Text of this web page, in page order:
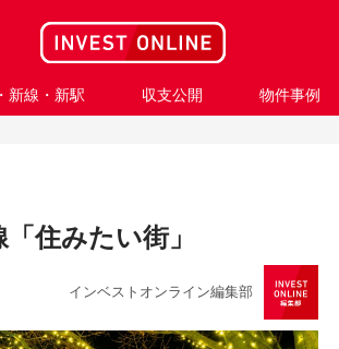
新線・新駅 収支公開 物件事例
住みたい街」
インベストオンライン編集部